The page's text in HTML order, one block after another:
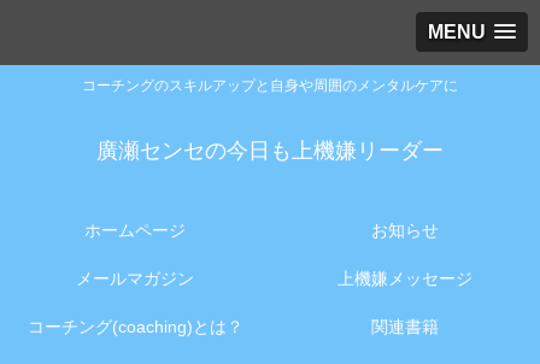
MENU
コーチングのスキルアップと自身や周囲のメンタルケアに
廣瀬センセの今日も上機嫌リーダー
ホームページ お知らせ
メールマガジン 上機嫌メッセージ
コーチング(coaching)とは？ 関連書籍